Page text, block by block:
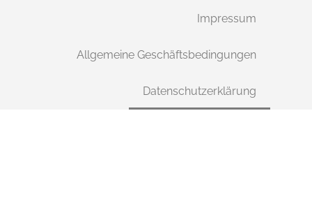
Impressum
Allgemeine Geschäftsbedingungen
Datenschutzerklärung